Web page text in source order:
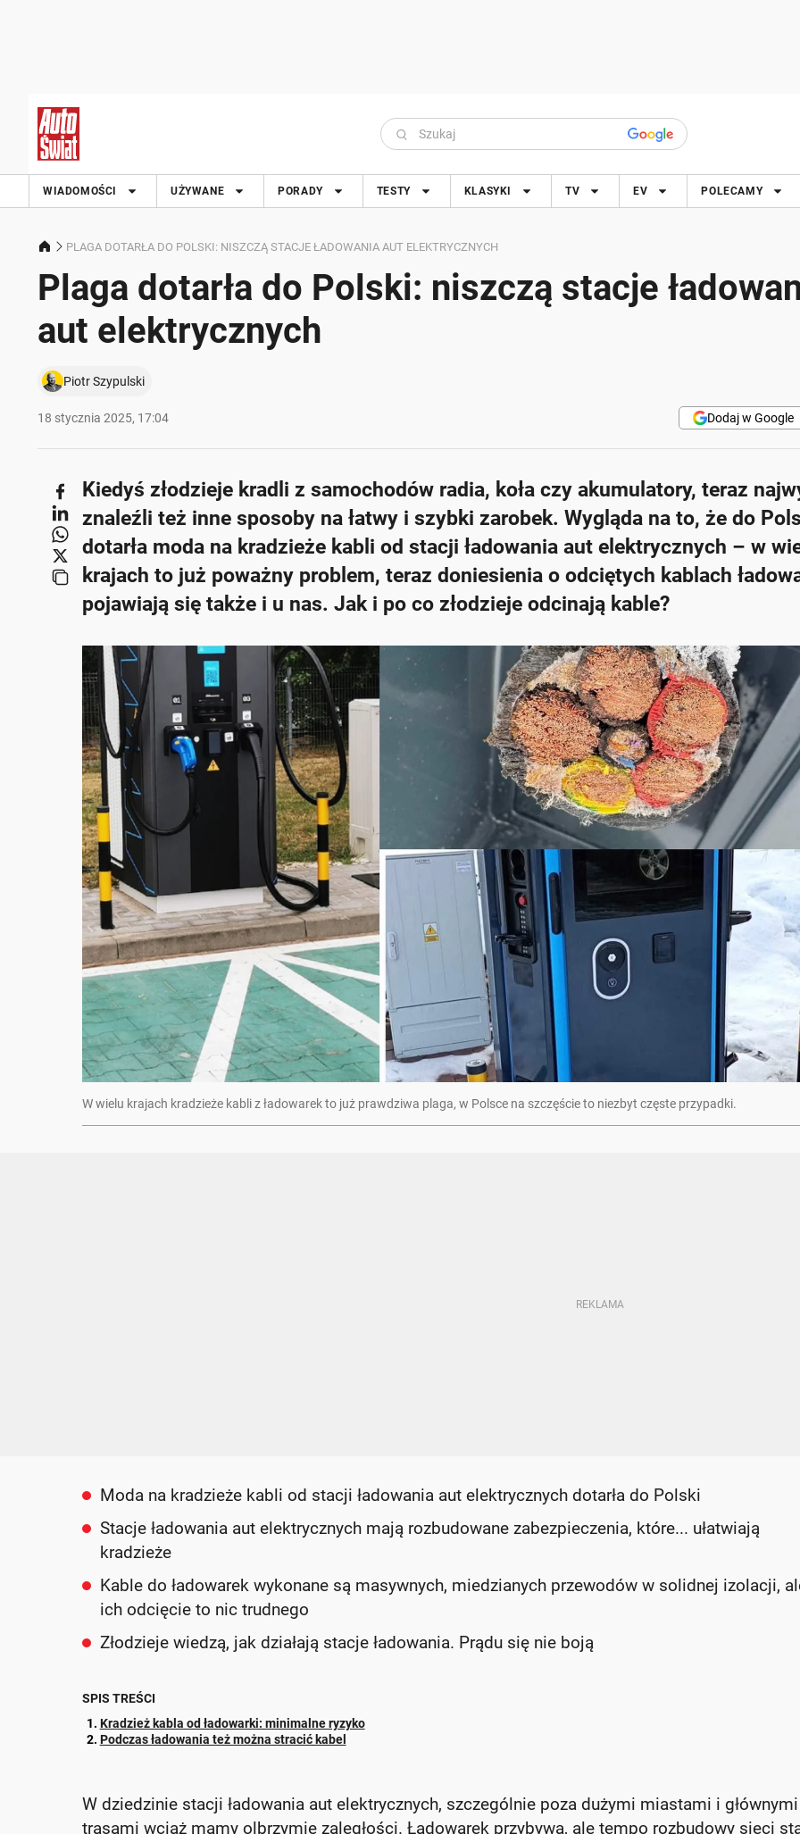
WIADOMOŚCI UŻYWANE PORADY TESTY KLASYKI TV EV POLECAMY
PLAGA DOTARŁA DO POLSKI: NISZCZĄ STACJE ŁADOWANIA AUT ELEKTRYCZNYCH
Plaga dotarła do Polski: niszczą stacje
aut elektrycznych
Piotr Szypulski
18 stycznia 2025, 17:04 Dodaj w Google
Kiedyś złodzieje kradli z samochodów radia, koła czy akumulatory, teraz
znaleźli też inne sposoby na łatwy i szybki zarobek. Wygląda na to, że do
dotarła moda na kradzieże kabli od stacji ładowania aut elektrycznych – w
krajach to już poważny problem, teraz doniesienia o odciętych kablach
pojawiają się także i u nas. Jak i po co złodzieje odcinają kable?
W wielu krajach kradzieże kabli z ładowarek to już prawdziwa plaga, w Polsce na szczęście to niezbyt częste przypadki.
Moda na kradzieże kabli od stacji ładowania aut elektrycznych dotarła do Polski
Stacje ładowania aut elektrycznych mają rozbudowane zabezpieczenia, które... ułatwiają
kradzieże
Kable do ładowarek wykonane są masywnych, miedzianych przewodów w solidnej izolacji,
ich odcięcie to nic trudnego
Złodzieje wiedzą, jak działają stacje ładowania. Prądu się nie boją
SPIS TREŚCI
Kradzież kabla od ładowarki: minimalne ryzyko
Podczas ładowania też można stracić kabel
W dziedzinie stacji ładowania aut elektrycznych, szczególnie poza dużymi miastami i głównymi
trasami wciąż mamy olbrzymie zaległości. Ładowarek przybywa, ale tempo rozbudowy sieci